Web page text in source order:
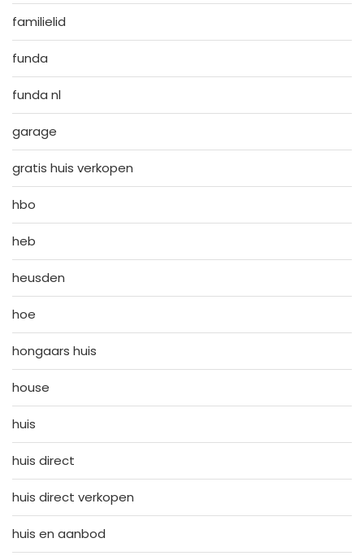
familielid
funda
funda nl
garage
gratis huis verkopen
hbo
heb
heusden
hoe
hongaars huis
house
huis
huis direct
huis direct verkopen
huis en aanbod